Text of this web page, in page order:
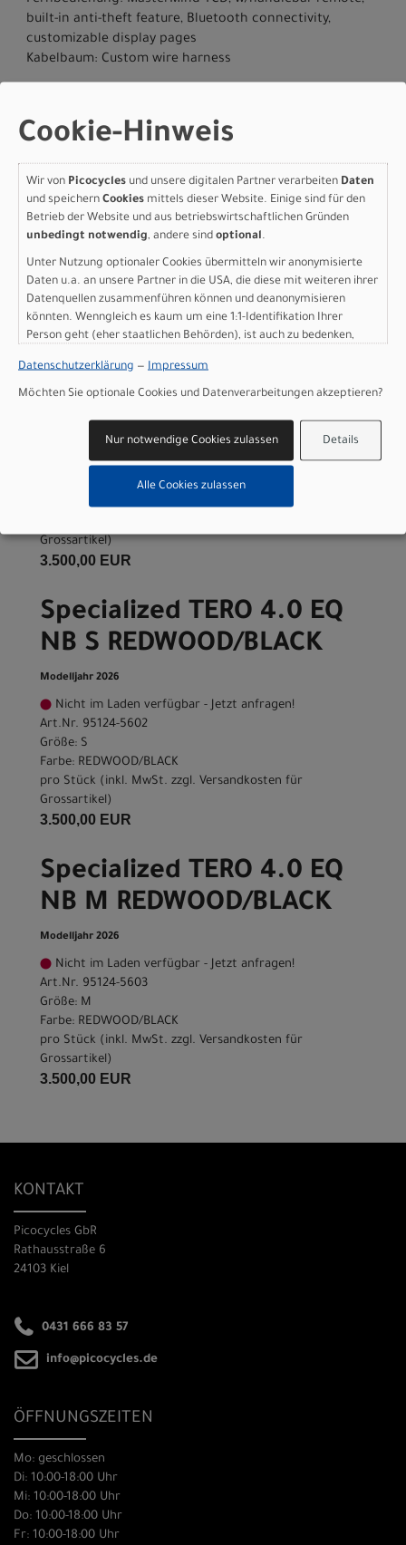
built-in anti-theft feature, Bluetooth connectivity,
customizable display pages
Kabelbaum: Custom wire harness
Hauptstr. 4
D-83607 Holzkirchen
+49 8024 90 288 01
Varianten
Specialized TERO 4.0 EQ
NB L REDWOOD/BLACK
Modelljahr 2026
Nicht im Laden verfügbar - Jetzt anfragen!
Art.Nr. 95124-5604
Farbe: REDWOOD/BLACK
Grossartikel)
3.500,00 EUR
Specialized TERO 4.0 EQ
NB S REDWOOD/BLACK
Modelljahr 2026
Nicht im Laden verfügbar - Jetzt anfragen!
Art.Nr. 95124-5602
Größe: S
Farbe: REDWOOD/BLACK
pro Stück (inkl. MwSt. zzgl. Versandkosten für
Grossartikel)
3.500,00 EUR
Specialized TERO 4.0 EQ
NB M REDWOOD/BLACK
Modelljahr 2026
Nicht im Laden verfügbar - Jetzt anfragen!
Art.Nr. 95124-5603
Größe: M
Farbe: REDWOOD/BLACK
pro Stück (inkl. MwSt. zzgl. Versandkosten für
Grossartikel)
3.500,00 EUR
KONTAKT
Picocycles GbR
Rathausstraße 6
24103 Kiel
0431 666 83 57
info@picocycles.de
ÖFFNUNGSZEITEN
Mo: geschlossen
Di: 10:00-18:00 Uhr
Mi: 10:00-18:00 Uhr
Do: 10:00-18:00 Uhr
Fr: 10:00-18:00 Uhr
Cookie-Hinweis
Wir von Picocycles und unsere digitalen Partner verarbeiten Daten
und speichern Cookies mittels dieser Website. Einige sind für den
Betrieb der Website und aus betriebswirtschaftlichen Gründen
unbedingt notwendig, andere sind optional.
Unter Nutzung optionaler Cookies übermitteln wir anonymisierte
Daten u.a. an unsere Partner in die USA, die diese mit weiteren ihrer
Datenquellen zusammenführen können und deanonymisieren
könnten. Wenngleich es kaum um eine 1:1-Identifikation Ihrer
Person geht (eher staatlichen Behörden), ist auch zu bedenken,
sind wie bei uns in der Europäischen Union.
Datenschutzerklärung — Impressum
Möchten Sie optionale Cookies und Datenverarbeitungen akzeptieren?
Details
Nur notwendige Cookies zulassen
Alle Cookies zulassen